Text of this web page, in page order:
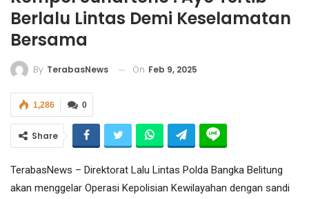
Berlalu Lintas Demi Keselamatan
Bersama
By TerabasNews On Feb 9, 2025
0
1,286
Share
TerabasNews – Direktorat Lalu Lintas Polda Bangka Belitung
akan menggelar Operasi Kepolisian Kewilayahan dengan sandi